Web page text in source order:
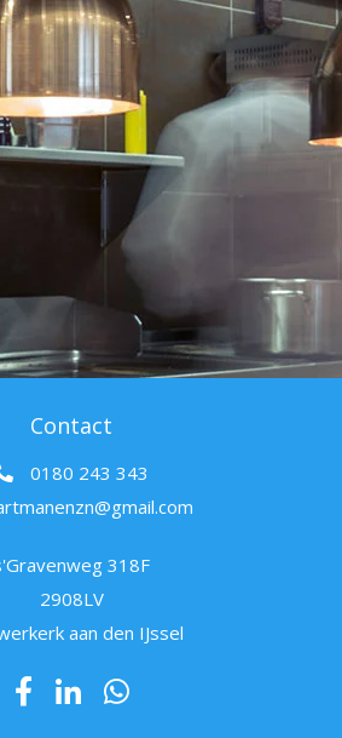
Contact
0180 243 343
318F
2908LV
aan den IJssel